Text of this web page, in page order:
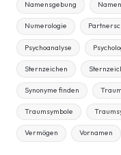
Namensgebung
Numerologie
Psychoanalyse
Sternzeichen
Synonyme finden
Traumsymbole
Vermögen Vornamen